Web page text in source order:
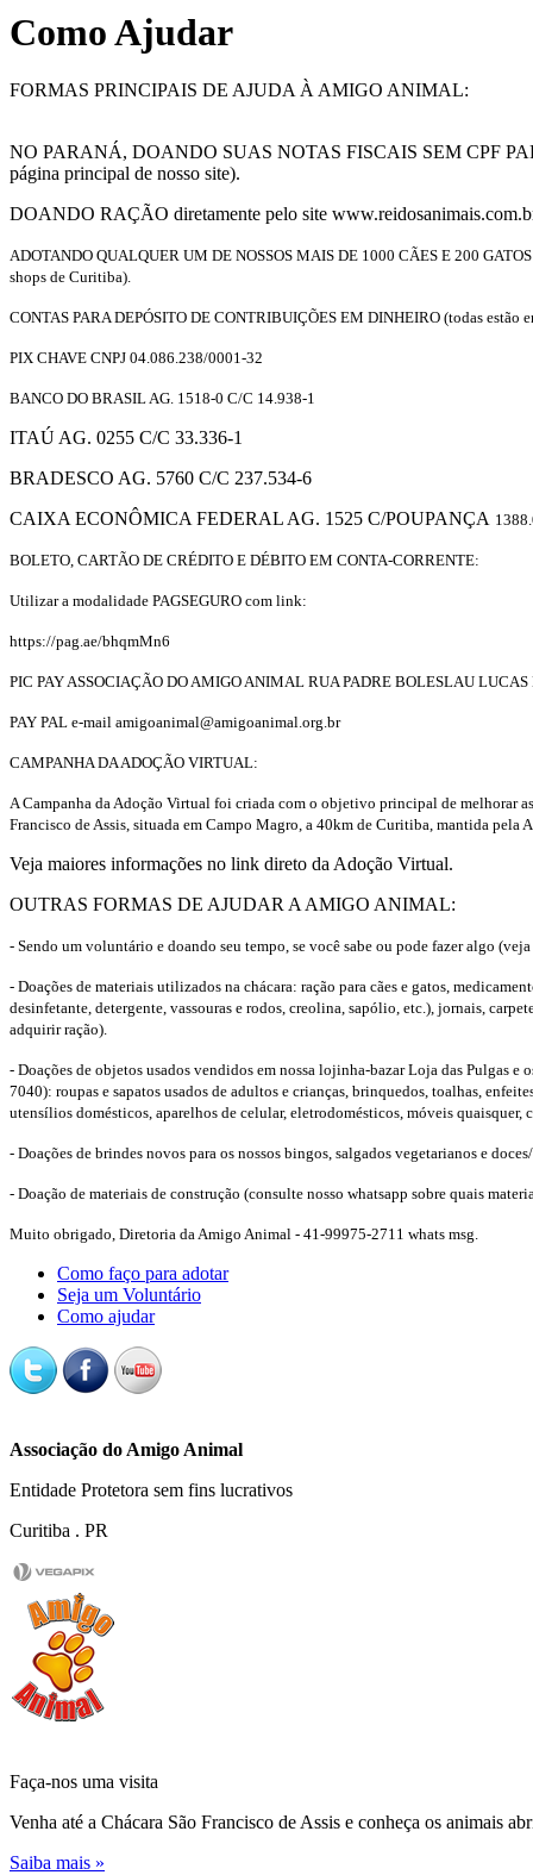
Como Ajudar
FORMAS PRINCIPAIS DE AJUDA À AMIGO ANIMAL:
NO PARANÁ, DOANDO SUAS NOTAS FISCAIS SEM CPF
página principal de nosso site).
DOANDO RAÇÃO diretamente pelo site
ADOTANDO QUALQUER UM DE NOSSOS MAIS DE 1000 CÃES E 200
shops de Curitiba).
CONTAS PARA DEPÓSITO DE CONTRIBUIÇÕES EM DINHEIRO (todas estão
PIX CHAVE CNPJ 04.086.238/0001-32
BANCO DO BRASIL AG. 1518-0 C/C 14.938-1
ITAÚ AG. 0255 C/C 33.336-1
BRADESCO AG. 5760 C/C 237.534-6
CAIXA ECONÔMICA FEDERAL AG. 1525 C/POUPANÇA
BOLETO, CARTÃO DE CRÉDITO E DÉBITO EM CONTA-CORRENTE:
Utilizar a modalidade PAGSEGURO com link:
https://pag.ae/bhqmMn6
PIC PAY ASSOCIAÇÃO DO AMIGO ANIMAL RUA PADRE BOLESLAU
PAY PAL e-mail amigoanimal@amigoanimal.org.br
CAMPANHA DA ADOÇÃO VIRTUAL:
A Campanha da Adoção Virtual foi criada com o objetivo principal de melhorar
Francisco de Assis, situada em Campo Magro, a 40km de Curitiba, mantida pela
Veja maiores informações no link direto da Adoção Virtual.
OUTRAS FORMAS DE AJUDAR A AMIGO ANIMAL:
- Sendo um voluntário e doando seu tempo, se você sabe ou pode fazer algo
- Doações de materiais utilizados na chácara: ração para cães e gatos,
desinfetante, detergente, vassouras e rodos, creolina, sapólio, etc.), jornais,
adquirir ração).
- Doações de objetos usados vendidos em nossa lojinha-bazar Loja das Pulgas
7040): roupas e sapatos usados de adultos e crianças, brinquedos, toalhas,
utensílios domésticos, aparelhos de celular, eletrodomésticos, móveis quaisquer,
- Doações de brindes novos para os nossos bingos, salgados vegetarianos e
- Doação de materiais de construção (consulte nosso whatsapp sobre quais
Muito obrigado, Diretoria da Amigo Animal - 41-99975-2711 whats msg.
Como faço para adotar
Seja um Voluntário
Como ajudar
Associação do Amigo Animal
Entidade Protetora sem fins lucrativos
Curitiba . PR
Faça-nos uma visita
Venha até a Chácara São Francisco de Assis e conheça os animais
Saiba mais »